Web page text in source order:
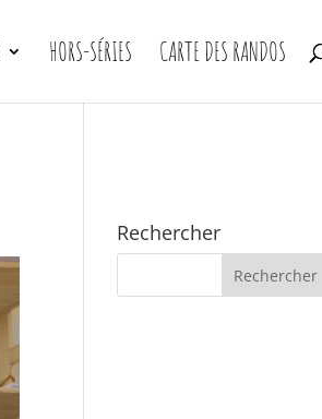
HORS-SÉRIES CARTE DES RANDOS
Rechercher